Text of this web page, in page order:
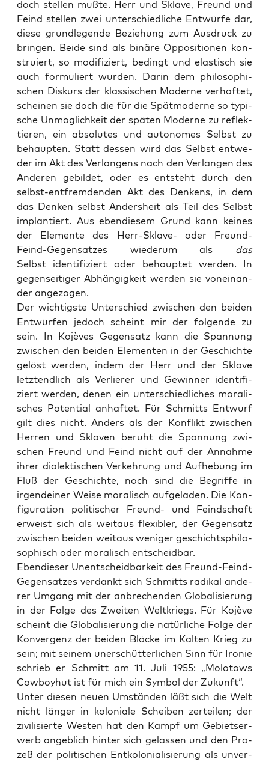
doch stel­len muß­te. Herr und Skla­ve, Freund und
Feind stel­len zwei unter­schied­li­che Ent­wür­fe dar,
die­se grund­le­gen­de Bezie­hung zum Aus­druck zu
brin­gen. Bei­de sind als binä­re Oppo­si­tio­nen kon­
stru­iert, so modi­fi­ziert, bedingt und elas­tisch sie
auch for­mu­liert wur­den. Dar­in dem phi­lo­so­phi­
schen Dis­kurs der klas­si­schen Moder­ne ver­haf­tet,
schei­nen sie doch die für die Spät­mo­der­ne so typi­
sche Unmög­lich­keit der spä­ten Moder­ne zu reflek­
tie­ren, ein abso­lu­tes und auto­no­mes Selbst zu
behaup­ten. Statt des­sen wird das Selbst ent­we­
der im Akt des Ver­lan­gens nach den Ver­lan­gen des
Ande­ren gebil­det, oder es ent­steht durch den
selbst-ent­frem­den­den Akt des Den­kens, in dem
das Den­ken selbst Anders­heit als Teil des Selbst
implan­tiert. Aus eben­die­sem Grund kann kei­nes
der Ele­men­te des Herr-Skla­ve- oder Freund-
Feind-Gegen­sat­zes wie­der­um als das
Selbst iden­ti­fi­ziert oder behaup­tet wer­den. In
gegen­sei­ti­ger Abhän­gig­keit wer­den sie von­ein­an­
der angezogen.
Der wich­tigs­te Unter­schied zwi­schen den bei­den
Ent­wür­fen jedoch scheint mir der fol­gen­de zu
sein. In Kojè­ves Gegen­satz kann die Span­nung
zwi­schen den bei­den Ele­men­ten in der Geschich­te
gelöst wer­den, indem der Herr und der Skla­ve
letzt­end­lich als Ver­lie­rer und Gewin­ner iden­ti­fi­
ziert wer­den, denen ein unter­schied­li­ches mora­li­
sches Poten­ti­al anhaf­tet. Für Schmitts Ent­wurf
gilt dies nicht. Anders als der Kon­flikt zwi­schen
Her­ren und Skla­ven beruht die Span­nung zwi­
schen Freund und Feind nicht auf der Annah­me
ihrer dia­lek­ti­schen Ver­keh­rung und Auf­he­bung im
Fluß der Geschich­te, noch sind die Begrif­fe in
irgend­ei­ner Wei­se mora­lisch auf­ge­la­den. Die Kon­
fi­gu­ra­ti­on poli­ti­scher Freund- und Feind­schaft
erweist sich als weit­aus fle­xi­bler, der Gegen­satz
zwi­schen bei­den weit­aus weni­ger geschichts­phi­lo­
so­phisch oder mora­lisch entscheidbar.
Eben­die­ser Unent­scheid­bar­keit des Freund-Feind-
Gegen­sat­zes ver­dankt sich Schmitts radi­kal ande­
rer Umgang mit der anbre­chen­den Glo­ba­li­sie­rung
in der Fol­ge des Zwei­ten Welt­kriegs. Für Kojè­ve
scheint die Glo­ba­li­sie­rung die natür­li­che Fol­ge der
Kon­ver­genz der bei­den Blö­cke im Kal­ten Krieg zu
sein; mit sei­nem uner­schüt­ter­li­chen Sinn für Iro­nie
schrieb er Schmitt am 11. Juli 1955: „Molo­tows
Cow­boy­hut ist für mich ein Sym­bol der Zukunft“.
Unter die­sen neu­en Umstän­den läßt sich die Welt
nicht län­ger in kolo­nia­le Schei­ben zer­tei­len; der
zivi­li­sier­te Wes­ten hat den Kampf um Gebiets­er­
werb angeb­lich hin­ter sich gelas­sen und den Pro­
zeß der poli­ti­schen Ent­ko­lo­nia­li­sie­rung als unver­